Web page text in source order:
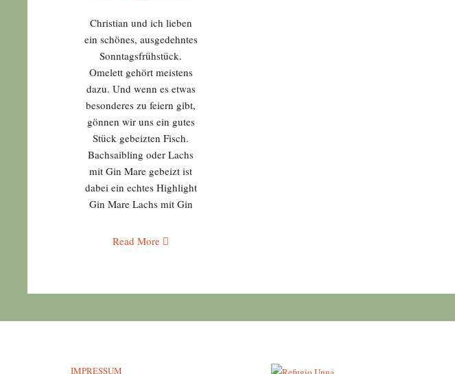
Christian und ich lieben
ein schönes, ausgedehntes
Sonntagsfrühstück.
Omelett gehört meistens
dazu. Und wenn es etwas
besonderes zu feiern gibt,
gönnen wir uns ein gutes
Stück gebeizten Fisch.
Bachsaibling oder Lachs
mit Gin Mare gebeizt ist
dabei ein echtes Highlight
Gin Mare Lachs mit Gin
Read More
IMPRESSUM